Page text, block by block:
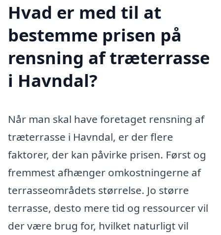
Hvad er med til at
bestemme prisen på
rensning af træterrasse
i Havndal?
Når man skal have foretaget rensning af
træterrasse i Havndal, er der flere
faktorer, der kan påvirke prisen. Først og
fremmest afhænger omkostningerne af
terrasseområdets størrelse. Jo større
terrasse, desto mere tid og ressourcer vil
der være brug for, hvilket naturligt vil